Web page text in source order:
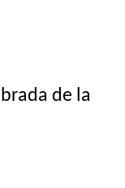
de la